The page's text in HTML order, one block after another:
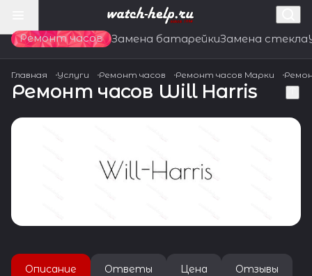
Ремонт часов Замена батарейкиЗамена стекла
Главная Услуги Ремонт часов Ремонт часов Марки
Ремонт часов Will Harris
Описание Ответы Цена Отзывы